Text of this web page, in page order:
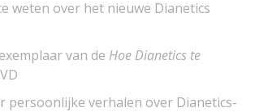
weten over het nieuwe Dianetics
van de Hoe Dianetics te
persoonlijke verhalen over Dianetics-